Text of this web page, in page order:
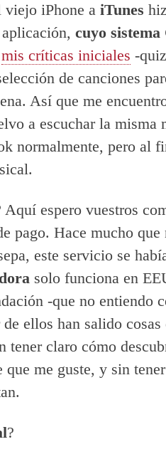
viejo iPhone a iTunes
cuyo sistema
mis críticas iniciales -
de canciones
Así que me
a escuchar la misma
normalmente, pero al
espero vuestros
pago. Hace mucho
este servicio se
solo funciona en
-que no entiendo
ellos han salido
tener claro cómo
me guste, y sin
?